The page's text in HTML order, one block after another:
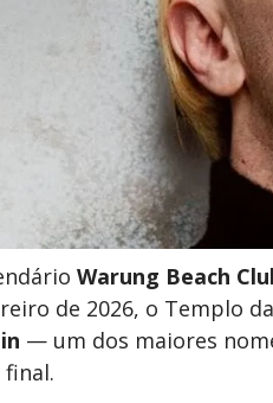
Warung Beach
de 2026, o Templo
— um dos maiores
final.